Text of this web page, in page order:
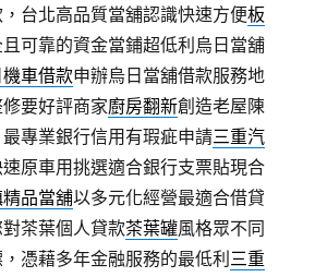
台北高品質當舖認識快速方便板
可靠的資金當鋪超低利烏日當舖
車借款申辦烏日當舖借款服務地
要好評商家廚房翻新創造老屋陳
專業銀行信用有瑕疵申請三重汽
原車用挑選適合銀行支票貼現合
品當舖以多元化經營最適合借貸
茶葉個人貸款茶葉罐風格眾不同
憑藉多年金融服務的最低利 三重